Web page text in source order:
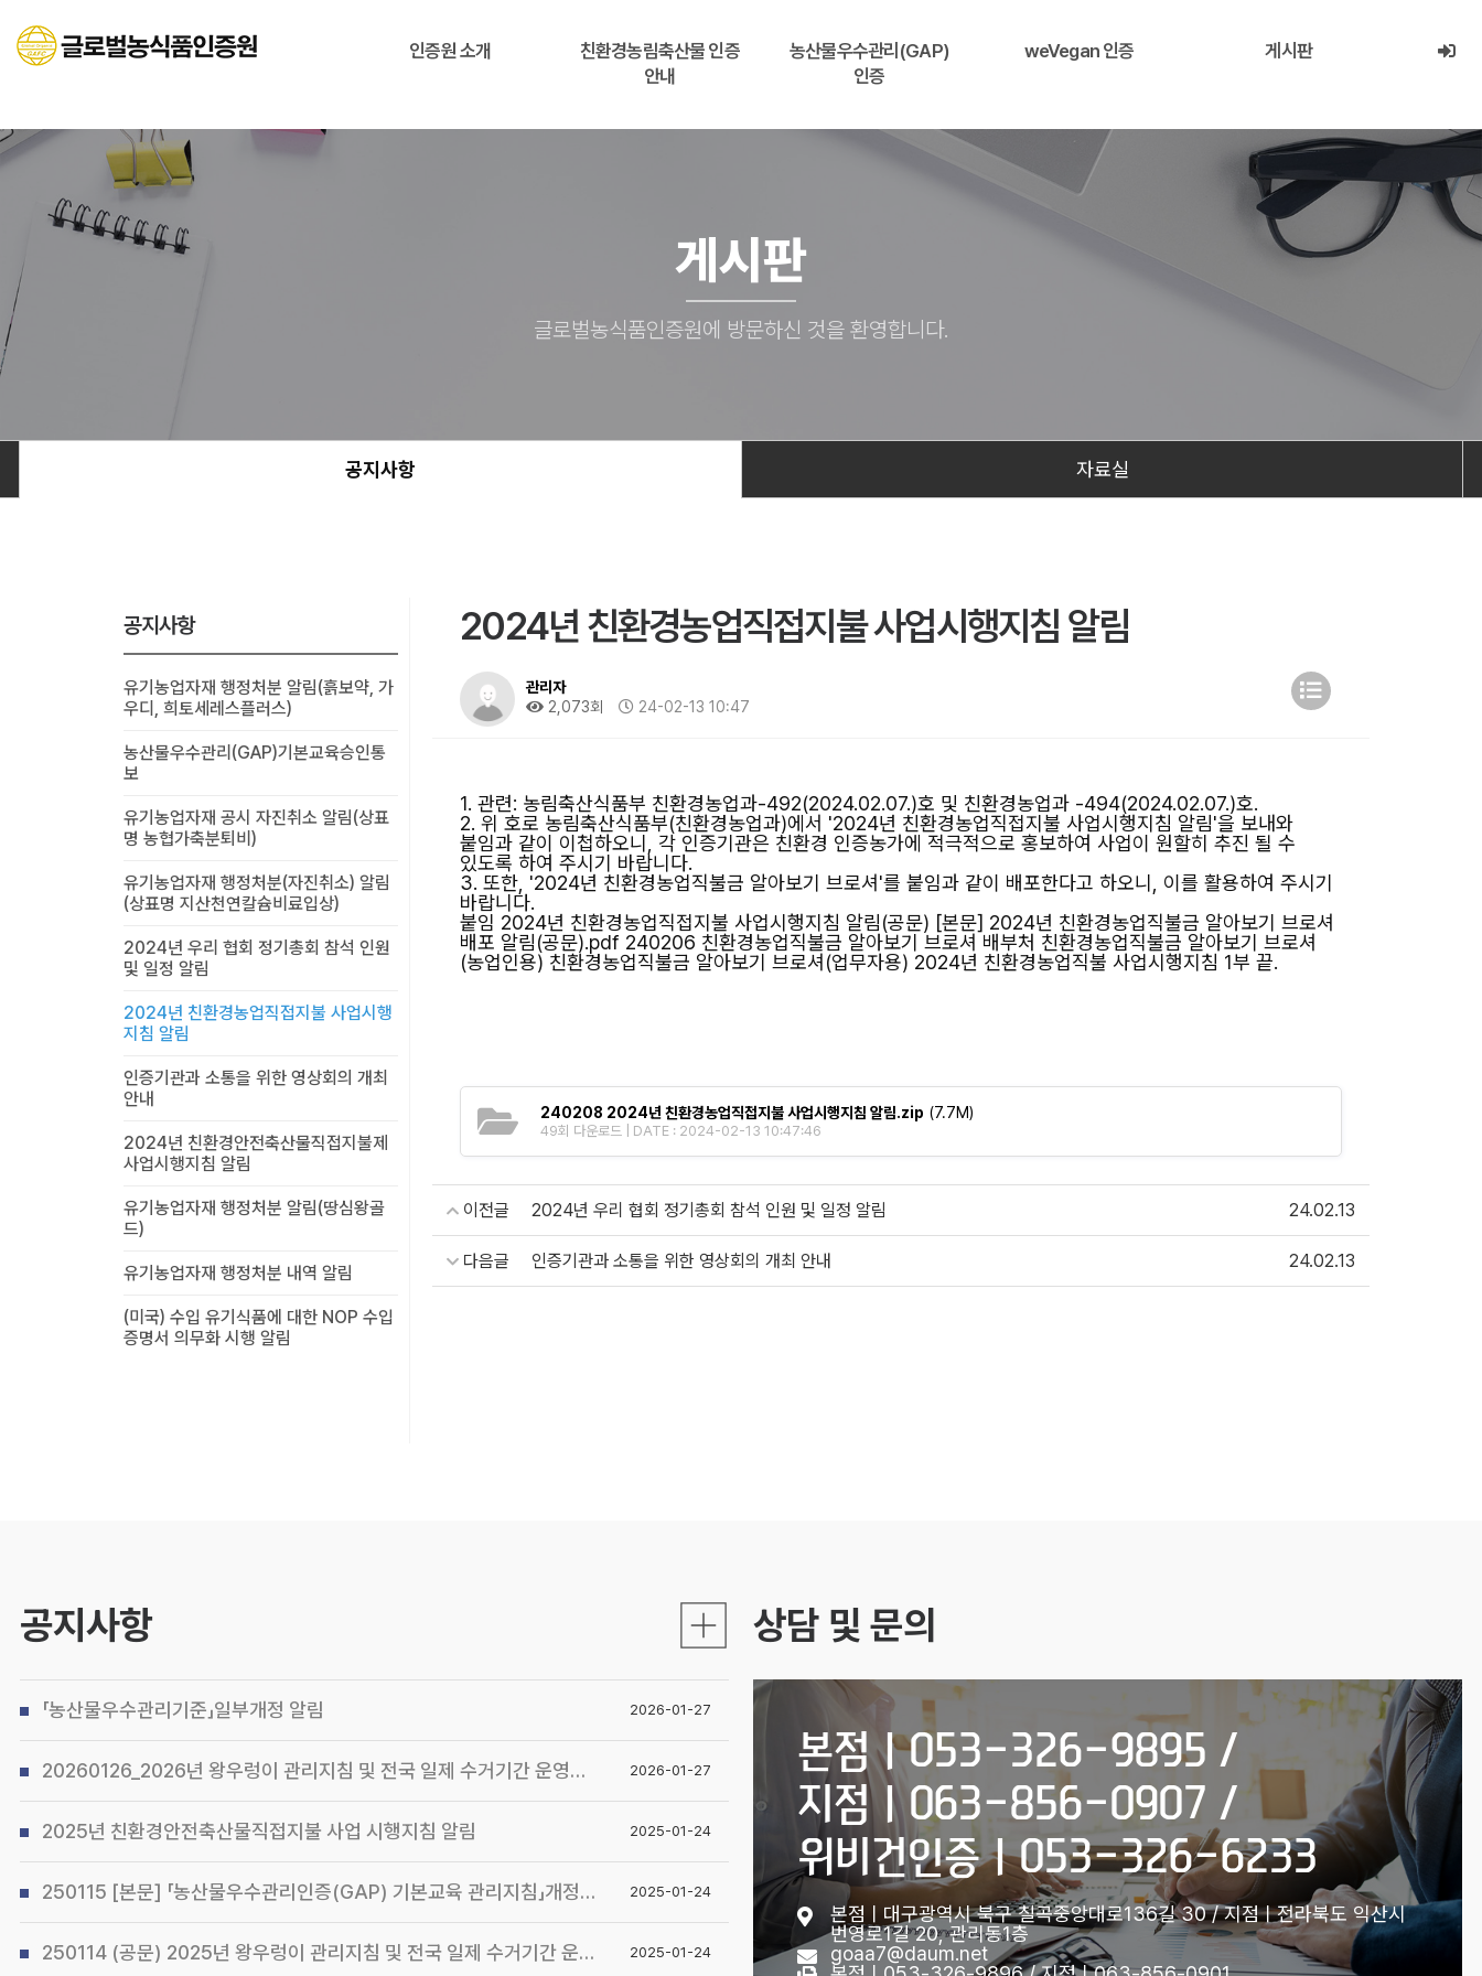
인증원 소개
친환경농림축산물 인증
안내
농산물우수관리(GAP)
인증
weVegan 인증 게시판
게시판
글로벌농식품인증원에 방문하신 것을 환영합니다.
공지사항 자료실
공지사항
유기농업자재 행정처분 알림(흙보약, 가
우디, 희토세레스플러스)
농산물우수관리(GAP)기본교육승인통
보
유기농업자재 공시 자진취소 알림(상표
명 농협가축분퇴비)
유기농업자재 행정처분(자진취소) 알림
(상표명 지산천연칼슘비료입상)
2024년 우리 협회 정기총회 참석 인원
및 일정 알림
2024년 친환경농업직접지불 사업시행
지침 알림
인증기관과 소통을 위한 영상회의 개최
안내
2024년 친환경안전축산물직접지불제
사업시행지침 알림
유기농업자재 행정처분 알림(땅심왕골
드)
유기농업자재 행정처분 내역 알림
(미국) 수입 유기식품에 대한 NOP 수입
증명서 의무화 시행 알림
2024년 친환경농업직접지불 사업시행지침 알림
관리자
2,073회
24-02-13 10:47
1. 관련: 농림축산식품부 친환경농업과-492(2024.02.07.)호 및 친환경농업과 -494(2024.02.07.)호.
2. 위 호로 농림축산식품부(친환경농업과)에서 '2024년 친환경농업직접지불 사업시행지침 알림'을 보내와
붙임과 같이 이첩하오니, 각 인증기관은 친환경 인증농가에 적극적으로 홍보하여 사업이 원할히 추진 될 수
있도록 하여 주시기 바랍니다.
3. 또한, '2024년 친환경농업직불금 알아보기 브로셔'를 붙임과 같이 배포한다고 하오니, 이를 활용하여 주시기
바랍니다.
붙임 2024년 친환경농업직접지불 사업시행지침 알림(공문) [본문] 2024년 친환경농업직불금 알아보기 브로셔
배포 알림(공문).pdf 240206 친환경농업직불금 알아보기 브로셔 배부처 친환경농업직불금 알아보기 브로셔
(농업인용) 친환경농업직불금 알아보기 브로셔(업무자용) 2024년 친환경농업직불 사업시행지침 1부 끝.
240208 2024년 친환경농업직접지불 사업시행지침 알림.zip (7.7M)
49회 다운로드 | DATE : 2024-02-13 10:47:46
이전글 2024년 우리 협회 정기총회 참석 인원 및 일정 알림 24.02.13
다음글 인증기관과 소통을 위한 영상회의 개최 안내 24.02.13
공지사항
「농산물우수관리기준」일부개정 알림 2026-01-27
20260126_2026년 왕우렁이 관리지침 및 전국 일제 수거기간 운영계획 알림 2026-01-27
2025년 친환경안전축산물직접지불 사업 시행지침 알림 2025-01-24
250115 [본문] 「농산물우수관리인증(GAP) 기본교육 관리지침」개정 알림 2025-01-24
250114 (공문) 2025년 왕우렁이 관리지침 및 전국 일제 수거기간 운영계획 알림 2025-01-24
상담 및 문의
본점ㅣ053-326-9895 /
지점ㅣ063-856-0907 /
위비건인증ㅣ053-326-6233
본점ㅣ대구광역시 북구 칠곡중앙대로136길 30 / 지점ㅣ전라북도 익산시
번영로1길 20, 관리동1층
goaa7@daum.net